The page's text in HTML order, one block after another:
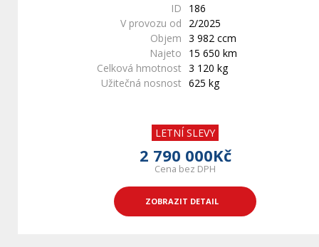
ID
186
V provozu od
2/2025
Objem 3 982 ccm
Najeto
15 650 km
Celková hmotnost 3 120 kg
Užitečná nosnost 625 kg
LETNÍ SLEVY
2 790 000Kč
Cena bez DPH
ZOBRAZIT DETAIL